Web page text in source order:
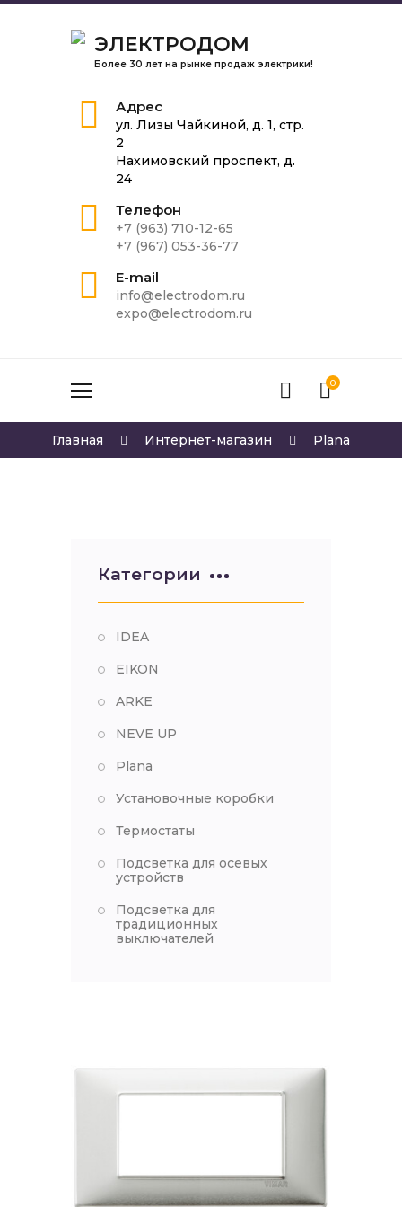
ЭЛЕКТРОДОМ
Более 30 лет на рынке продаж электрики!
Адрес
ул. Лизы Чайкиной, д. 1, стр.
2
Нахимовский проспект, д.
24
Телефон
+7 (963) 710-12-65
+7 (967) 053-36-77
E-mail
info@electrodom.ru
expo@electrodom.ru
0
Главная Интернет-магазин Plana
Категории
IDEA
EIKON
ARKE
NEVE UP
Plana
Установочные коробки
Термостаты
Подсветка для осевых
устройств
Подсветка для
традиционных
выключателей